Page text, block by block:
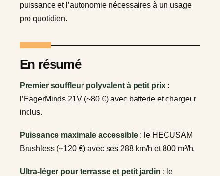
puissance et l’autonomie nécessaires à un usage
pro quotidien.
En résumé
Premier souffleur polyvalent à petit prix :
l’EagerMinds 21V (~80 €) avec batterie et chargeur
inclus.
Puissance maximale accessible : le HECUSAM
Brushless (~120 €) avec ses 288 km/h et 800 m³/h.
Ultra-léger pour terrasse et petit jardin : le